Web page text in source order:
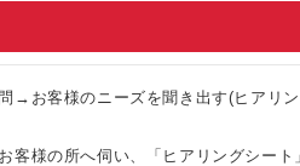
→お客様のニーズを聞き出す(ヒア
客様の所へ伺い、「ヒアリングシー